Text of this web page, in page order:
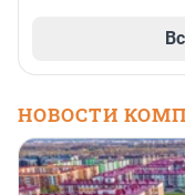
НОВОСТИ